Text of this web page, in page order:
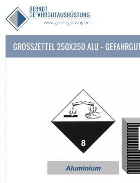
GROSSZETTEL 250X250 ALU -